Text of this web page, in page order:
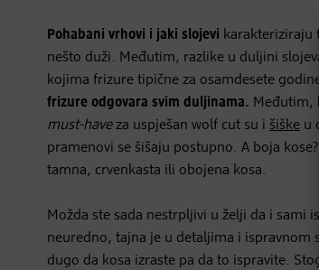
Pohabani vrhovi i jaki slojevi karakteriziraju
nešto duži. Međutim, razlike u duljini
kojima frizure tipične za osamdesete
frizure odgovara svim duljinama. Međutim,
must-haveza uspješan wolf cut su i šiške u
pramenovi se šišaju postupno. A boja
tamna, crvenkasta ili obojena kosa.
Možda ste sada nestrpljivi u želji da i sami
neuredno, tajna je u detaljima i ispravnom
dugo da kosa izraste pa da to ispravite.